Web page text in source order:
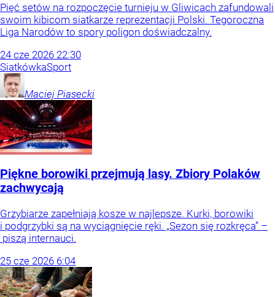
Pięć setów na rozpoczęcie turnieju w Gliwicach zafundowali
swoim kibicom siatkarze reprezentacji Polski. Tegoroczna
Liga Narodów to spory poligon doświadczalny.
24 cze 2026 22:30
SiatkówkaSport
Maciej Piasecki
Piękne borowiki przejmują lasy. Zbiory Polaków
zachwycają
Grzybiarze zapełniają kosze w najlepsze. Kurki, borowiki
i podgrzybki są na wyciągnięcie ręki. „Sezon się rozkręca” –
piszą internauci.
25 cze 2026 6:04